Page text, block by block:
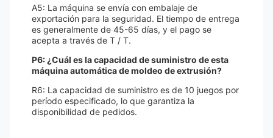
A5: La máquina se envía con embalaje de
exportación para la seguridad. El tiempo de entrega
es generalmente de 45-65 días, y el pago se
acepta a través de T / T.
P6: ¿Cuál es la capacidad de suministro de esta
máquina automática de moldeo de extrusión?
R6: La capacidad de suministro es de 10 juegos por
período especificado, lo que garantiza la
disponibilidad de pedidos.